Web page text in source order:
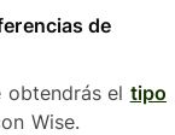
de
obtendrás el tipo
Wise.